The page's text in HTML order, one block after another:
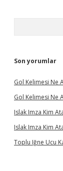
Son yorumlar
Gol Kelimesi Ne
Gol Kelimesi Ne
Islak Imza Kim
Islak Imza Kim
Toplu Iğne Ucu